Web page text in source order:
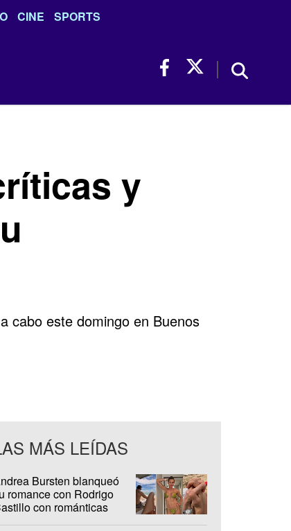
CINE SPORTS
y
cabo este domingo en Buenos
MÁS LEÍDAS
Bursten blanqueó
romance con Rodrigo
con románticas